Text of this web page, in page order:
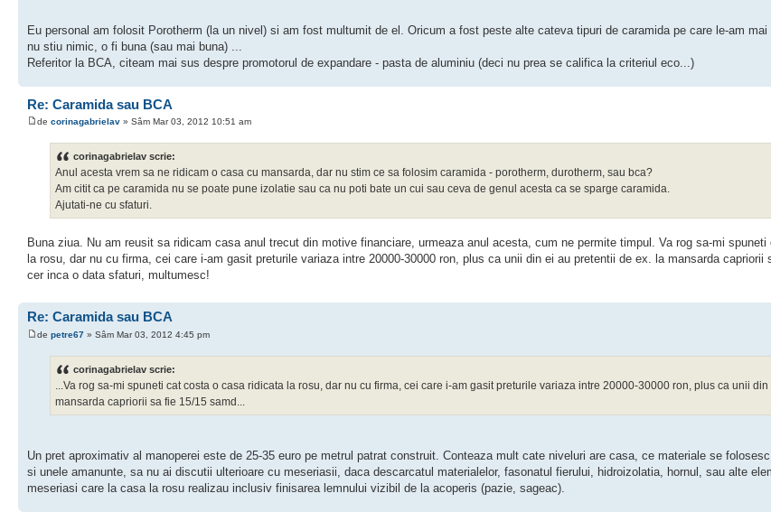
Eu personal am folosit Porotherm (la un nivel) si am fost multumit de el. Oricum a fost peste alte cateva tipuri de caramida pe care le-am
nu stiu nimic, o fi buna (sau mai buna) ...
Referitor la BCA, citeam mai sus despre promotorul de expandare - pasta de aluminiu (deci nu prea se califica la criteriul eco...)
Re: Caramida sau BCA
de corinagabrielav » Sâm Mar 03, 2012 10:51 am
corinagabrielav scrie:
Anul acesta vrem sa ne ridicam o casa cu mansarda, dar nu stim ce sa folosim caramida - porotherm, durotherm, sau bca?
Am citit ca pe caramida nu se poate pune izolatie sau ca nu poti bate un cui sau ceva de genul acesta ca se sparge caramida.
Ajutati-ne cu sfaturi.
Buna ziua. Nu am reusit sa ridicam casa anul trecut din motive financiare, urmeaza anul acesta, cum ne permite timpul. Va rog sa-mi
la rosu, dar nu cu firma, cei care i-am gasit preturile variaza intre 20000-30000 ron, plus ca unii din ei au pretentii de ex. la mansarda capriorii
cer inca o data sfaturi, multumesc!
Re: Caramida sau BCA
de petre67 » Sâm Mar 03, 2012 4:45 pm
corinagabrielav scrie:
...Va rog sa-mi spuneti cat costa o casa ridicata la rosu, dar nu cu firma, cei care i-am gasit preturile variaza intre 20000-30000 ron, plus ca unii
mansarda capriorii sa fie 15/15 samd...
Un pret aproximativ al manoperei este de 25-35 euro pe metrul patrat construit. Conteaza mult cate niveluri are casa, ce materiale se
si unele amanunte, sa nu ai discutii ulterioare cu meseriasii, daca descarcatul materialelor, fasonatul fierului, hidroizolatia, hornul, sau alte
meseriasi care la casa la rosu realizau inclusiv finisarea lemnului vizibil de la acoperis (pazie, sageac).